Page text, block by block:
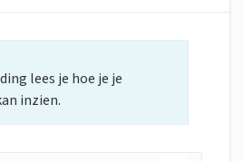
lees je hoe je je
inzien.